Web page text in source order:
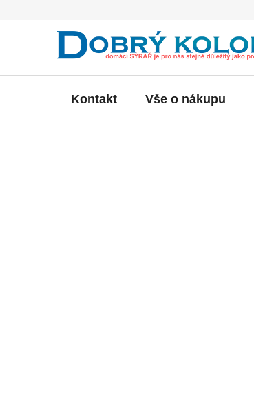
Kontakt Vše o nákupu